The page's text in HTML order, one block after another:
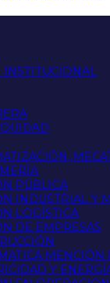
PÚBLICA
INDUSTRIAL Y
LOGÍSTICA
DE EMPRESAS
MENCIÓN
Y